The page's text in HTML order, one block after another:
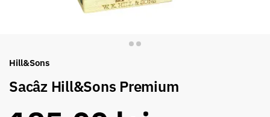
Hill&Sons
Sacâz Hill&Sons Premium